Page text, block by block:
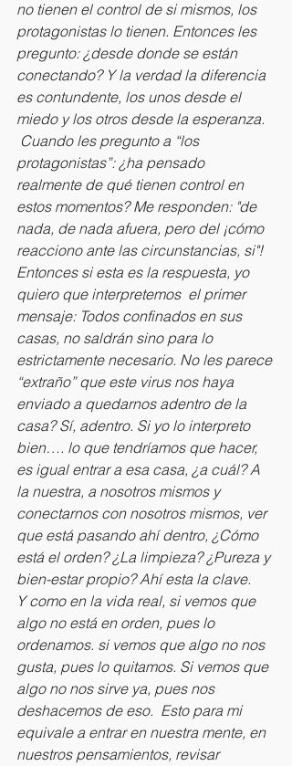
no tienen el control de si mismos, los
protagonistas lo tienen. Entonces les
pregunto: ¿desde donde se están
conectando? Y la verdad la diferencia
es contundente, los unos desde el
miedo y los otros desde la esperanza.
Cuando les pregunto a “los
protagonistas”: ¿ha pensado
realmente de qué tienen control en
estos momentos? Me responden: "de
nada, de nada afuera, pero del ¡cómo
reacciono ante las circunstancias, si"!
Entonces si esta es la respuesta, yo
quiero que interpretemos  el primer
mensaje: Todos confinados en sus
casas, no saldrán sino para lo
estrictamente necesario. No les parece
“extraño” que este virus nos haya
enviado a quedarnos adentro de la
casa? Sí, adentro. Si yo lo interpreto
bien…. lo que tendríamos que hacer,
es igual entrar a esa casa, ¿a cuál? A
la nuestra, a nosotros mismos y
conectarnos con nosotros mismos, ver
que está pasando ahí dentro, ¿Cómo
está el orden? ¿La limpieza? ¿Pureza y
bien-estar propio? Ahí esta la clave.
Y como en la vida real, si vemos que
algo no está en orden, pues lo
ordenamos. si vemos que algo no nos
gusta, pues lo quitamos. Si vemos que
algo no nos sirve ya, pues nos
deshacemos de eso.  Esto para mi
equivale a entrar en nuestra mente, en
nuestros pensamientos, revisar